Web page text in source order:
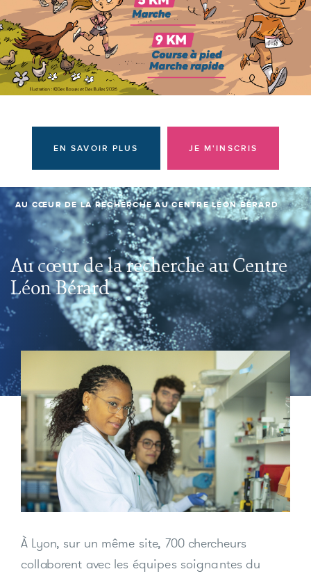
Actualités
Prendre rendez-vous
EN SAVOIR PLUS JE M'INSCRIS
AU CŒUR DE LA RECHERCHE AU CENTRE LÉON BÉRARD
Au cœur de la recherche au Centre
Léon Bérard
À Lyon, sur un même site, 700 chercheurs
collaborent avec les équipes soignantes du